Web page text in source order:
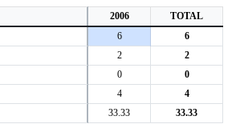
2006
TOTAL
6
6
2
2
0
0
4
4
33.33 33.33